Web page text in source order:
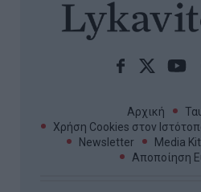
Αρχική
Χρήση Cookies στον
Newsletter
Media Kit
Αποποίηση